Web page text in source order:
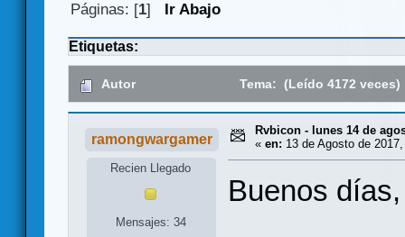
Páginas: [1] Ir Abajo
Etiquetas:
Autor Tema: (Leído 4172 veces)
ramongwargamer
Recien Llegado
Mensajes: 34
Rvbicon - lunes 14 de
« en: 13 de Agosto de
Buenos días,